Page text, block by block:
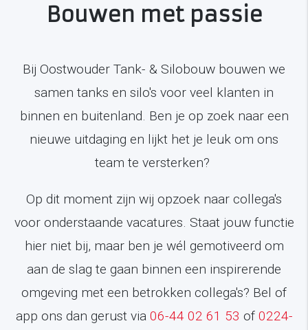
Bouwen met passie
Bij Oostwouder Tank- & Silobouw bouwen we
samen tanks en silo's voor veel klanten in
binnen en buitenland. Ben je op zoek naar een
nieuwe uitdaging en lijkt het je leuk om ons
team te versterken?
Op dit moment zijn wij opzoek naar collega's
voor onderstaande vacatures. Staat jouw functie
hier niet bij, maar ben je wél gemotiveerd om
aan de slag te gaan binnen een inspirerende
omgeving met een betrokken collega's? Bel of
app ons dan gerust via 06-44 02 61 53 of 0224-